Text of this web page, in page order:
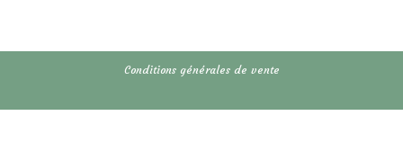
Conditions générales de vente